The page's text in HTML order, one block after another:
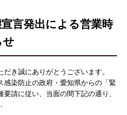
言発出による営業時
せ
き誠にありがとうございます。
感染防止の政府・愛知県からの「緊
請に従い、当面の間下記の通り、